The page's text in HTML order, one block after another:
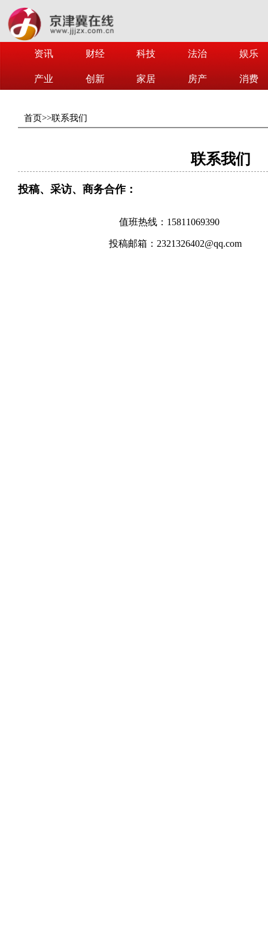
资讯 财经 科技 法治 娱乐
产业 创新 家居 房产 消费
首页>>联系我们
联系我们
投稿、采访、商务合作：
值班热线：15811069390
投稿邮箱：2321326402@qq.com